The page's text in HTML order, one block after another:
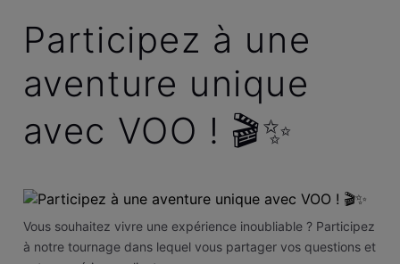
Participez à une
aventure unique
avec VOO ! 🎬✨
Vous souhaitez vivre une expérience inoubliable ? Participez
à notre tournage dans lequel vous partager vos questions et